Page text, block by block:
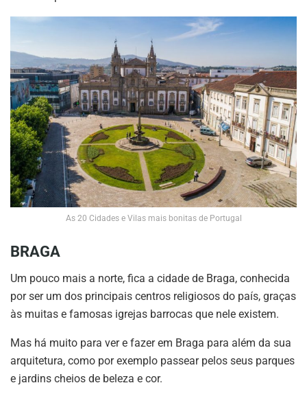
As 20 Cidades e Vilas mais bonitas de Portugal
BRAGA
Um pouco mais a norte, fica a cidade de Braga, conhecida
por ser um dos principais centros religiosos do país, graças
às muitas e famosas igrejas barrocas que nele existem.
Mas há muito para ver e fazer em Braga para além da sua
arquitetura, como por exemplo passear pelos seus parques
e jardins cheios de beleza e cor.